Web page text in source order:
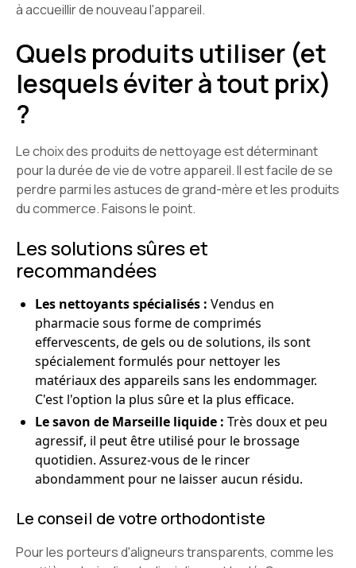
à accueillir de nouveau l'appareil.
Quels produits utiliser (et
lesquels éviter à tout prix)
?
Le choix des produits de nettoyage est déterminant
pour la durée de vie de votre appareil. Il est facile de se
perdre parmi les astuces de grand-mère et les produits
du commerce. Faisons le point.
Les solutions sûres et
recommandées
Les nettoyants spécialisés : Vendus en
pharmacie sous forme de comprimés
effervescents, de gels ou de solutions, ils sont
spécialement formulés pour nettoyer les
matériaux des appareils sans les endommager.
C'est l'option la plus sûre et la plus efficace.
Le savon de Marseille liquide : Très doux et peu
agressif, il peut être utilisé pour le brossage
quotidien. Assurez-vous de le rincer
abondamment pour ne laisser aucun résidu.
Le conseil de votre orthodontiste
Pour les porteurs d'aligneurs transparents, comme les